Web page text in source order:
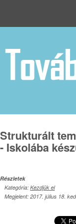
Strukturált
- Iskolába
Részletek
Kategória: Kezdjük el
Megjelent: 2017. július 18.